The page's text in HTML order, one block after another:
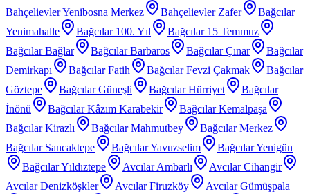
Bahçelievler Yenibosna Merkez
Bahçelievler Zafer
Bağcılar
Yenimahalle
Bağcılar 100. Yıl
Bağcılar 15 Temmuz
Bağcılar Bağlar
Bağcılar Barbaros Bağcılar Çınar
Bağcılar
Demirkapı
Bağcılar Fatih Bağcılar Fevzi Çakmak
Bağcılar
Göztepe
Bağcılar Güneşli Bağcılar Hürriyet
Bağcılar
İnönü
Bağcılar Kâzım Karabekir
Bağcılar Kemalpaşa
Bağcılar Kirazlı
Bağcılar Mahmutbey
Bağcılar Merkez
Bağcılar Sancaktepe
Bağcılar Yavuzselim
Bağcılar Yenigün
Bağcılar Yıldıztepe
Avcılar Ambarlı
Avcılar Cihangir
Avcılar Denizköşkler
Avcılar Firuzköy Avcılar Gümüşpala